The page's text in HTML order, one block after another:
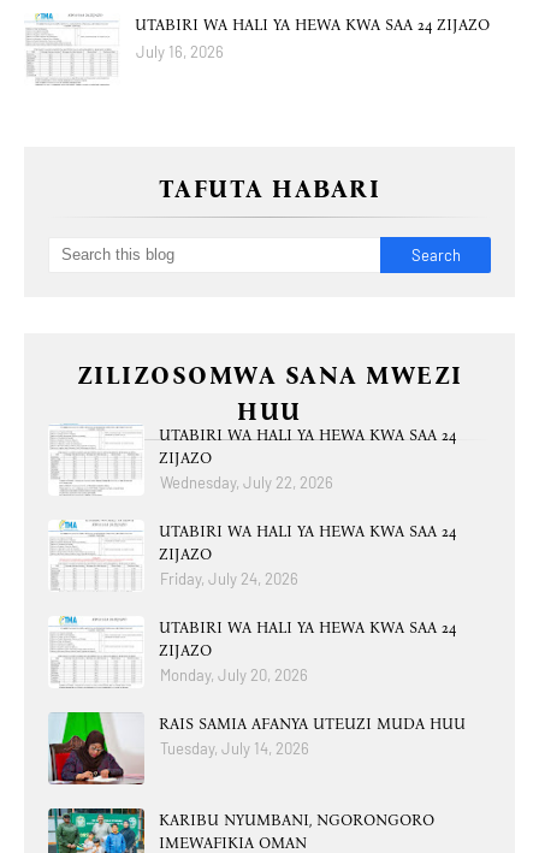
UTABIRI WA HALI YA HEWA KWA SAA 24 ZIJAZO
July 16, 2026
TAFUTA HABARI
ZILIZOSOMWA SANA MWEZI
HUU
UTABIRI WA HALI YA HEWA KWA SAA 24
ZIJAZO
Wednesday, July 22, 2026
UTABIRI WA HALI YA HEWA KWA SAA 24
ZIJAZO
Friday, July 24, 2026
UTABIRI WA HALI YA HEWA KWA SAA 24
ZIJAZO
Monday, July 20, 2026
RAIS SAMIA AFANYA UTEUZI MUDA HUU
Tuesday, July 14, 2026
KARIBU NYUMBANI, NGORONGORO
IMEWAFIKIA OMAN